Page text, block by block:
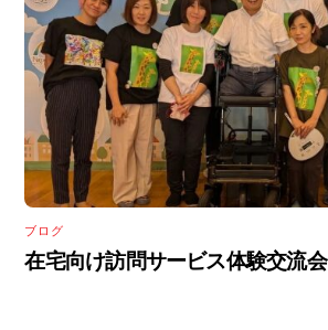
ブログ
在宅向け訪問サービス体験交流会